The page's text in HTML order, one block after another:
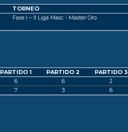
TORNEO
Fase I – II Liga Masc - Master Oro
PARTIDO 1 PARTIDO 2 PARTIDO 3
6 6 2
7 3 6